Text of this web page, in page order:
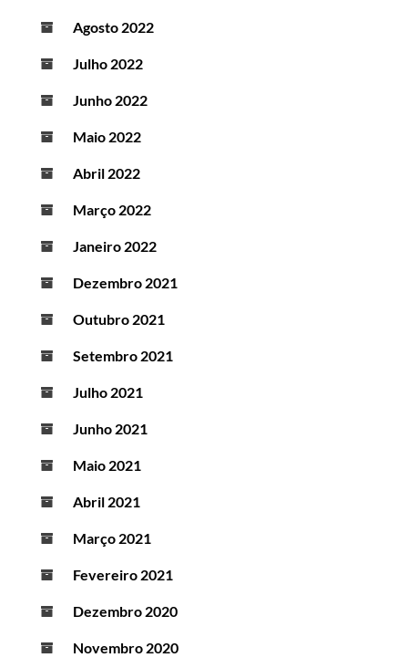
Agosto 2022
Julho 2022
Junho 2022
Maio 2022
Abril 2022
Março 2022
Janeiro 2022
Dezembro 2021
Outubro 2021
Setembro 2021
Julho 2021
Junho 2021
Maio 2021
Abril 2021
Março 2021
Fevereiro 2021
Dezembro 2020
Novembro 2020